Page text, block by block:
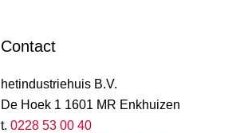
Contact
hetindustriehuis B.V.
De Hoek 1 1601 MR Enkhuizen
t. 0228 53 00 40